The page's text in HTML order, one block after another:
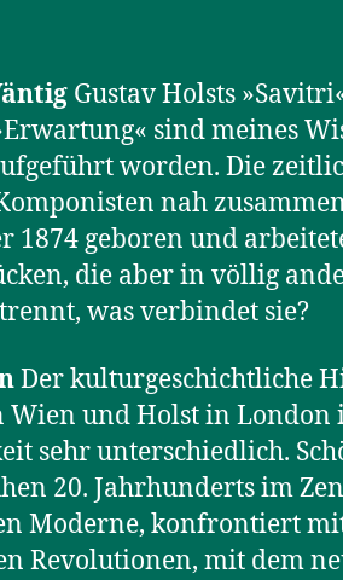
Gustav Holsts
sind meines
worden. Die
nah
1874 geboren und
die aber in völlig
was verbindet sie?
Der kulturgeschichtliche
Wien und Holst in London
sehr unterschiedlich.
20. Jahrhunderts im
Moderne, konfrontiert
Revolutionen, mit dem